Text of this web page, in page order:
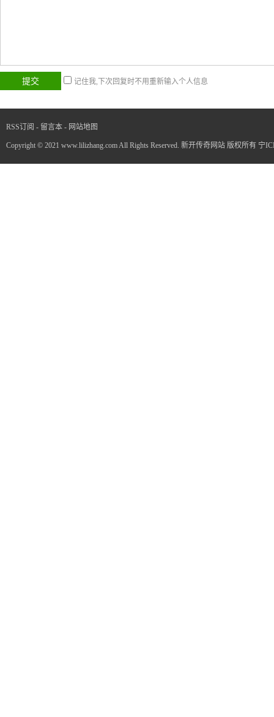
记住我,下次回复时不用重新输入个人信息
RSS订阅 - 留言本 - 网站地图
Copyright © 2021 www.lilizhang.com All Rights Reserved. 新开传奇网站 版权所有 宁